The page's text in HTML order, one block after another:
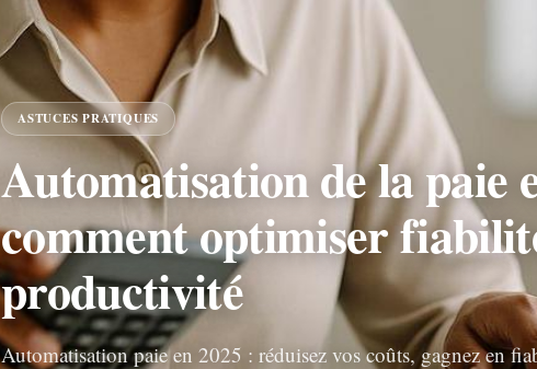
ASTUCES PRATIQUES
Automatisation de la paie
comment optimiser
productivité
Automatisation paie en 2025 : réduisez vos coûts, gagnez en